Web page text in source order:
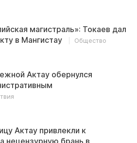
магистраль»: Токаев дал
в Мангистау
Общество
Актау обернулся
Актау привлекли к
нецензурную брань в